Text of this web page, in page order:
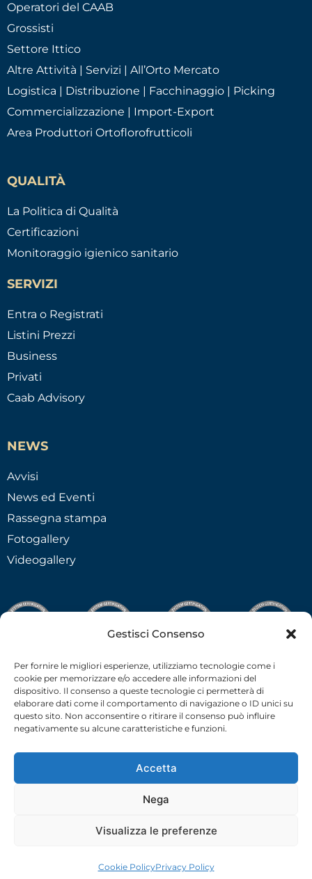
Gestisci Consenso
Per fornire le migliori esperienze, utilizziamo tecnologie come i
cookie per memorizzare e/o accedere alle informazioni del
dispositivo. Il consenso a queste tecnologie ci permetterà di
elaborare dati come il comportamento di navigazione o ID unici su
questo sito. Non acconsentire o ritirare il consenso può influire
negativamente su alcune caratteristiche e funzioni.
Accetta
Nega
Visualizza le preferenze
Cookie PolicyPrivacy Policy
Operatori del CAAB
Grossisti
Settore Ittico
Altre Attività | Servizi | All’Orto Mercato
Logistica | Distribuzione | Facchinaggio | Picking
Commercializzazione | Import-Export
Area Produttori Ortoflorofrutticoli
QUALITÀ
La Politica di Qualità
Certificazioni
Monitoraggio igienico sanitario
SERVIZI
Entra o Registrati
Listini Prezzi
Business
Privati
Caab Advisory
NEWS
Avvisi
News ed Eventi
Rassegna stampa
Fotogallery
Videogallery
C.F.-P.I. 02538910379 all rights reserved © –
Privacy Policy– Cookie Policy